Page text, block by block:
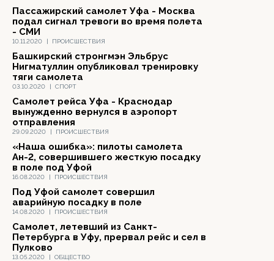
10.11.2020 | ПРОИСШЕСТВИЯ
Пассажирский самолет Уфа - Москва
подал сигнал тревоги во время полета
- СМИ
03.10.2020 | СПОРТ
Башкирский стронгмэн Эльбрус
Нигматуллин опубликовал тренировку
тяги самолета
29.09.2020 | ПРОИСШЕСТВИЯ
Самолет рейса Уфа - Краснодар
вынужденно вернулся в аэропорт
отправления
16.08.2020 | ПРОИСШЕСТВИЯ
«Наша ошибка»: пилоты самолета
Ан-2, совершившего жесткую посадку
в поле под Уфой
14.08.2020 | ПРОИСШЕСТВИЯ
Под Уфой самолет совершил
аварийную посадку в поле
13.05.2020 | ОБЩЕСТВО
Самолет, летевший из Санкт-
Петербурга в Уфу, прервал рейс и сел в
Пулково